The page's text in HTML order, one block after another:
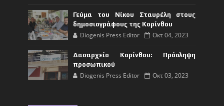
Γεύμα του Νίκου Σταυρέλη στους
δημοσιογράφους της Κορίνθου
Diogenis Press Editor Οκτ 04, 2023
Δασαρχείο Κορίνθου: Πρόσληψη
προσωπικού
Diogenis Press Editor Οκτ 03, 2023